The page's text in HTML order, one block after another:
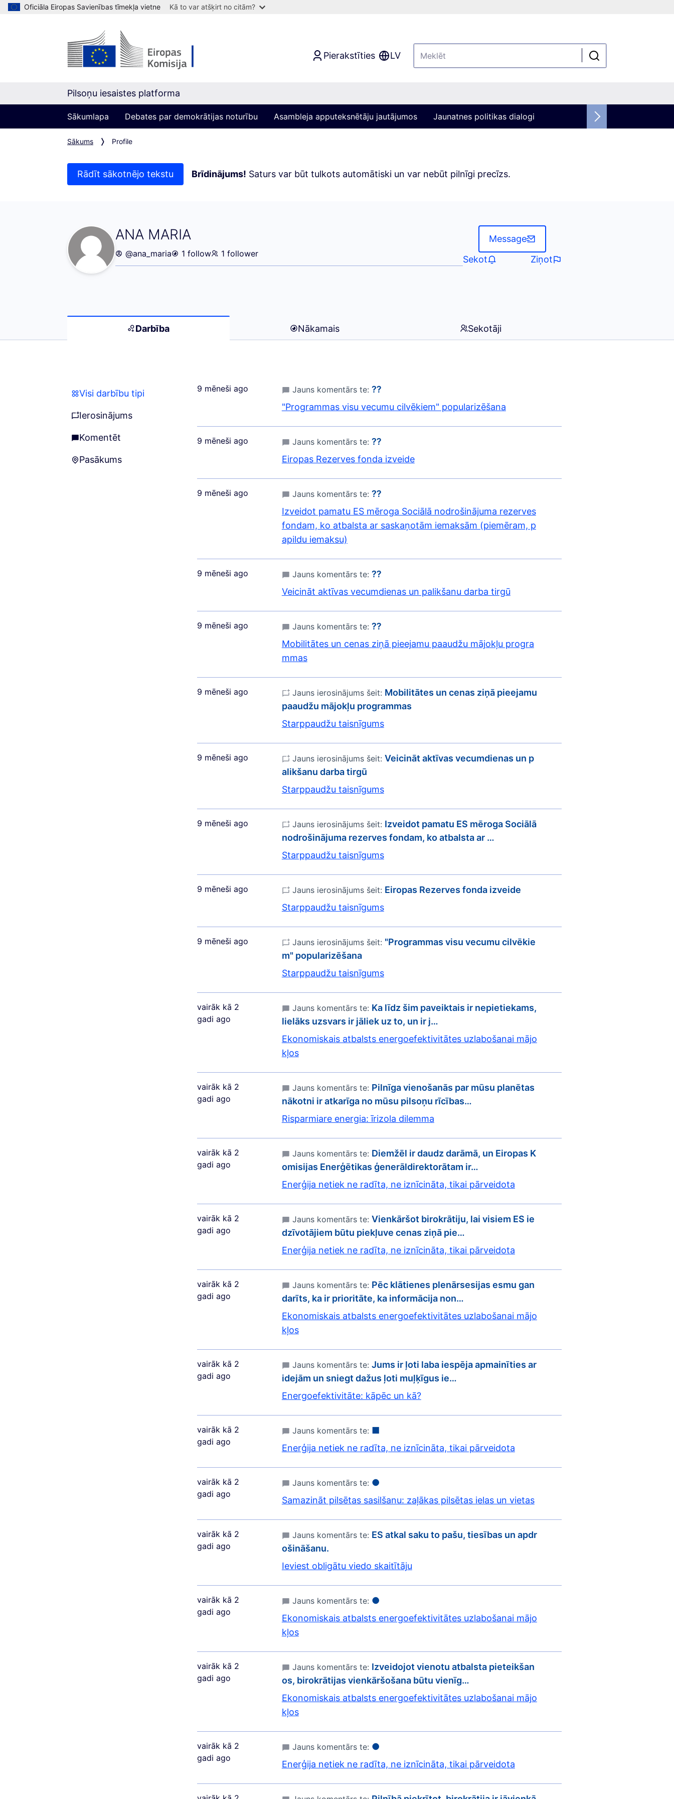
Oficiāla Eiropas Savienības tīmekļa vietne Kā to var atšķirt no citām?
Pierakstīties LV
Pilsoņu iesaistes platforma
Sākumlapa Debates par demokrātijas noturību Asambleja apputeksnētāju jautājumos Jaunatnes politikas dialogi
Sākums Profile
Rādīt sākotnējo tekstu Brīdinājums! Saturs var būt tulkots automātiski un var nebūt pilnīgi precīzs.
ANA MARIA
Darbība (ANA MARIA)
@ana_maria 1 follow 1 follower
Message
Sekot
Ziņot
Darbība Nākamais Sekotāji
Visi darbību tipi
Visi darbību tipi
Ierosinājums
Ierosinājums
Komentēt
Komentēt
Pasākums
Pasākums
9 mēneši ago Jauns komentārs te: ⁇
"Programmas visu vecumu cilvēkiem" popularizēšana
9 mēneši ago Jauns komentārs te: ⁇
Eiropas Rezerves fonda izveide
9 mēneši ago Jauns komentārs te: ⁇
Izveidot pamatu ES mēroga Sociālā nodrošinājuma rezerves
fondam, ko atbalsta ar saskaņotām iemaksām (piemēram, p
apildu iemaksu)
9 mēneši ago Jauns komentārs te: ⁇
Veicināt aktīvas vecumdienas un palikšanu darba tirgū
9 mēneši ago Jauns komentārs te: ⁇
Mobilitātes un cenas ziņā pieejamu paaudžu mājokļu progra
mmas
9 mēneši ago Jauns ierosinājums šeit: Mobilitātes un cenas ziņā pieejamu
paaudžu mājokļu programmas
Starppaudžu taisnīgums
9 mēneši ago Jauns ierosinājums šeit: Veicināt aktīvas vecumdienas un p
alikšanu darba tirgū
Starppaudžu taisnīgums
9 mēneši ago Jauns ierosinājums šeit: Izveidot pamatu ES mēroga Sociālā
nodrošinājuma rezerves fondam, ko atbalsta ar …
Starppaudžu taisnīgums
9 mēneši ago Jauns ierosinājums šeit: Eiropas Rezerves fonda izveide
Starppaudžu taisnīgums
9 mēneši ago Jauns ierosinājums šeit: "Programmas visu vecumu cilvēkie
m" popularizēšana
Starppaudžu taisnīgums
vairāk kā 2
gadi ago
Jauns komentārs te: Ka līdz šim paveiktais ir nepietiekams,
lielāks uzsvars ir jāliek uz to, un ir j…
Ekonomiskais atbalsts energoefektivitātes uzlabošanai mājo
kļos
vairāk kā 2
gadi ago
Jauns komentārs te: Pilnīga vienošanās par mūsu planētas
nākotni ir atkarīga no mūsu pilsoņu rīcības…
Risparmiare energia: īrizola dilemma
vairāk kā 2
gadi ago
Jauns komentārs te: Diemžēl ir daudz darāmā, un Eiropas K
omisijas Enerģētikas ģenerāldirektorātam ir…
Enerģija netiek ne radīta, ne iznīcināta, tikai pārveidota
vairāk kā 2
gadi ago
Jauns komentārs te: Vienkāršot birokrātiju, lai visiem ES ie
dzīvotājiem būtu piekļuve cenas ziņā pie…
Enerģija netiek ne radīta, ne iznīcināta, tikai pārveidota
vairāk kā 2
gadi ago
Jauns komentārs te: Pēc klātienes plenārsesijas esmu gan
darīts, ka ir prioritāte, ka informācija non…
Ekonomiskais atbalsts energoefektivitātes uzlabošanai mājo
kļos
vairāk kā 2
gadi ago
Jauns komentārs te: Jums ir ļoti laba iespēja apmainīties ar
idejām un sniegt dažus ļoti muļķīgus ie…
Energoefektivitāte: kāpēc un kā?
vairāk kā 2
gadi ago
Jauns komentārs te: ■
Enerģija netiek ne radīta, ne iznīcināta, tikai pārveidota
vairāk kā 2
gadi ago
Jauns komentārs te: ●
Samazināt pilsētas sasilšanu: zaļākas pilsētas ielas un vietas
vairāk kā 2
gadi ago
Jauns komentārs te: ES atkal saku to pašu, tiesības un apdr
ošināšanu.
Ieviest obligātu viedo skaitītāju
vairāk kā 2
gadi ago
Jauns komentārs te: ●
Ekonomiskais atbalsts energoefektivitātes uzlabošanai mājo
kļos
vairāk kā 2
gadi ago
Jauns komentārs te: Izveidojot vienotu atbalsta pieteikšan
os, birokrātijas vienkāršošana būtu vienīg…
Ekonomiskais atbalsts energoefektivitātes uzlabošanai mājo
kļos
vairāk kā 2
gadi ago
Jauns komentārs te: ●
Enerģija netiek ne radīta, ne iznīcināta, tikai pārveidota